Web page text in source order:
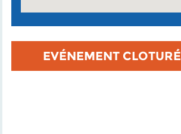
EVÉNEMENT CLOTURÉ